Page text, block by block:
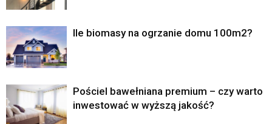
Ile biomasy na ogrzanie domu 100m2?
Pościel bawełniana premium – czy warto
inwestować w wyższą jakość?